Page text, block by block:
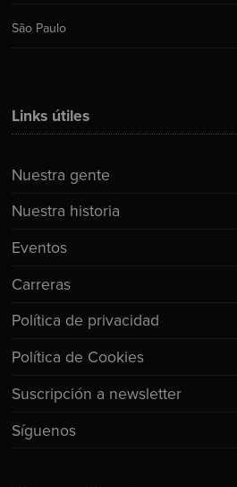
Links útiles
Nuestra gente
Nuestra historia
Eventos
Carreras
Política de privacidad
Política de Cookies
Suscripción a newsletter
Síguenos
São Paulo